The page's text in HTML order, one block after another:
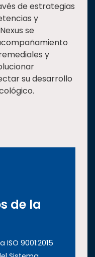
de estrategias
y
se
y
su desarrollo
de la
9001:2015